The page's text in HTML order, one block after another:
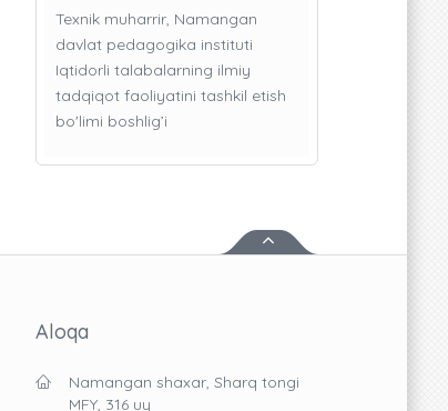
Texnik muharrir, Namangan
davlat pedagogika instituti
Iqtidorli talabalarning ilmiy
tadqiqot faoliyatini tashkil etish
bo'limi boshlig’i
Aloqa
Namangan shaxar, Sharq tongi
MFY, 316 uy